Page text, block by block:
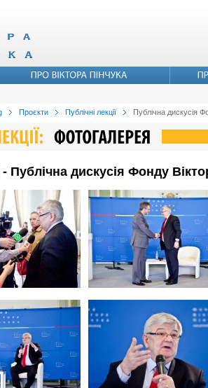
Проєкти Публічні лекції Публічна дискусія
- Публічна дискусія Фонду